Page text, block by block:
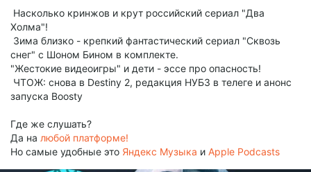
Насколько кринжов и крут российский сериал "Два
Холма"!
Зима близко - крепкий фантастический сериал "Сквозь
снег" с Шоном Бином в комплекте.
"Жестокие видеоигры" и дети - эссе про опасность!
ЧТОЖ: снова в Destiny 2, редакция НУБЗ в телеге и анонс
запуска Boosty
Где же слушать?
Да на любой платформе!
Но самые удобные это Яндекс Музыка и Apple Podcasts